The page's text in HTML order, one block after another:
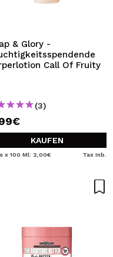
& Glory -
Call Of Fruity
(3)
KAUFEN
x 100 Ml: 2,00€ Tax Inb.